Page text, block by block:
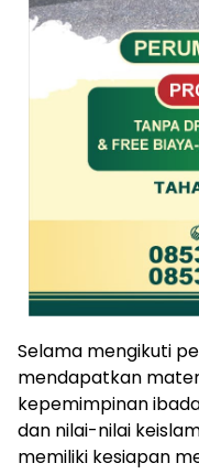
Selama mengikuti
mendapatkan
kepemimpinan
dan nilai-nilai
memiliki kesiapan